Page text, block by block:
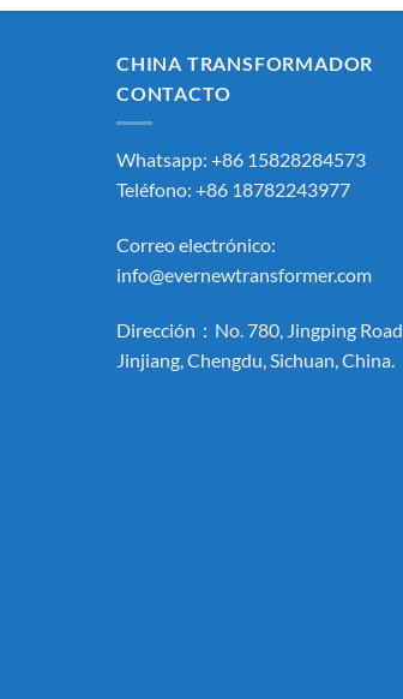
CHINA TRANSFORMADOR
CONTACTO
Whatsapp: +86 15828284573
Teléfono: +86 18782243977
Correo electrónico:
info@evernewtransformer.com
Dirección：No. 780, Jingping Road,
Jinjiang, Chengdu, Sichuan, China.